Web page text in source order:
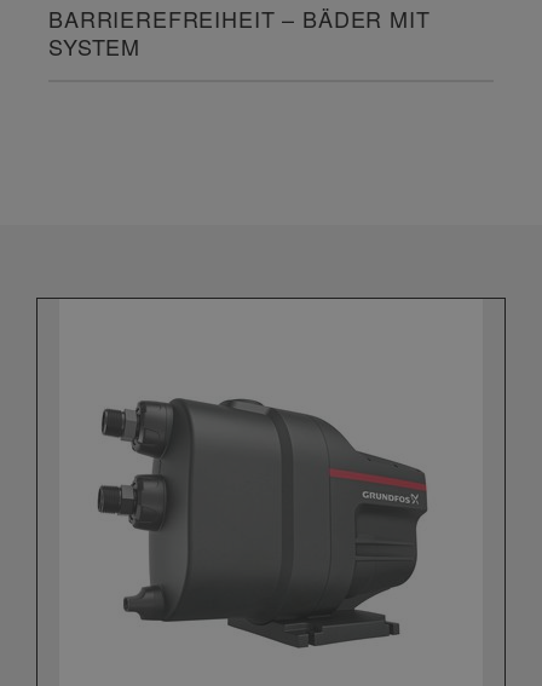
BARRIEREFREIHEIT – BÄDER MIT
SYSTEM